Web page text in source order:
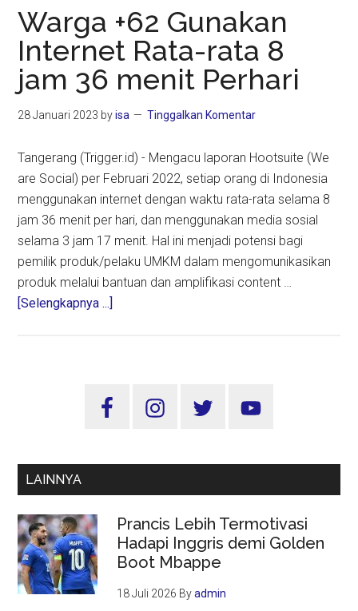
Tanpa
Izin,
Bagaimana
Hukumnya?
Warga +62 Gunakan
Internet Rata-rata 8
jam 36 menit Perhari
28 Januari 2023 byisa Tinggalkan Komentar
Tangerang (Trigger.id) - Mengacu laporan Hootsuite (We
are Social) per Februari 2022, setiap orang di Indonesia
menggunakan internet dengan waktu rata-rata selama 8
jam 36 menit per hari, dan menggunakan media sosial
selama 3 jam 17 menit. Hal ini menjadi potensi bagi
pemilik produk/pelaku UMKM dalam mengomunikasikan
produk melalui bantuan dan amplifikasi content …
[Selengkapnya ...]
Rata-
jam
Perhari
Sidebar
LAINNYA
Prancis Lebih Termotivasi
Hadapi Inggris demi Golden
Boot Mbappe
18 Juli 2026 Byadmin